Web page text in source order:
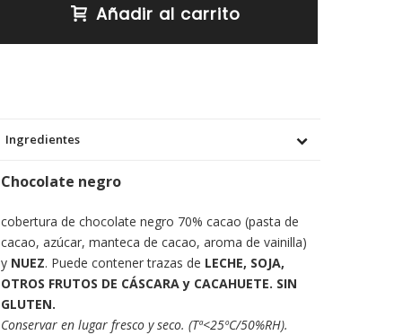
Añadir al carrito
Ingredientes
Chocolate negro
cobertura de chocolate negro 70% cacao (pasta de
cacao, azúcar, manteca de cacao, aroma de vainilla)
y NUEZ. Puede contener trazas de LECHE, SOJA,
OTROS FRUTOS DE CÁSCARA y CACAHUETE. SIN
GLUTEN.
Conservar en lugar fresco y seco. (Tª<25ºC/50%RH).